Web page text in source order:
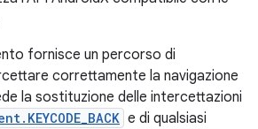
fornisce un percorso di
correttamente la navigazione
la sostituzione delle intercettazioni
e di qualsiasi